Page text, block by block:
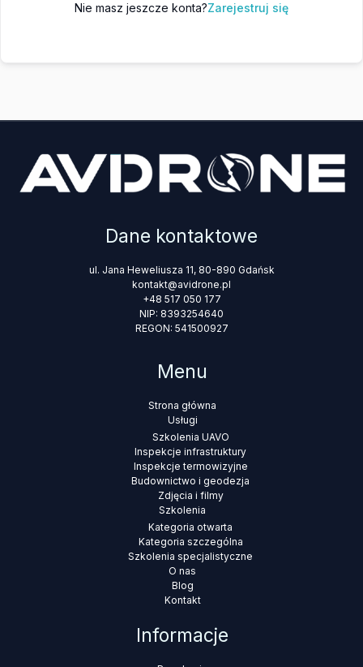
Nie masz jeszcze konta?Zarejestruj się
Dane kontaktowe
ul. Jana Heweliusza 11, 80-890 Gdańsk
kontakt@avidrone.pl
+48 517 050 177
NIP: 8393254640
REGON: 541500927
Menu
Strona główna
Usługi
Szkolenia UAVO
Inspekcje infrastruktury
Inspekcje termowizyjne
Budownictwo i geodezja
Zdjęcia i filmy
Szkolenia
Kategoria otwarta
Kategoria szczególna
Szkolenia specjalistyczne
O nas
Blog
Kontakt
Informacje